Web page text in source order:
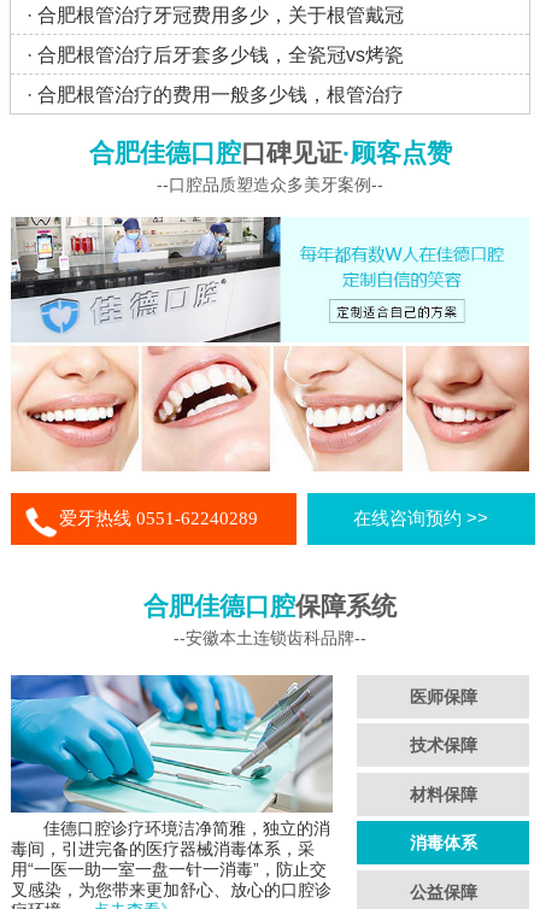
· 合肥根管治疗牙冠费用多少，关于根管戴冠
· 合肥根管治疗后牙套多少钱，全瓷冠vs烤瓷
· 合肥根管治疗的费用一般多少钱，根管治疗
合肥佳德口腔口碑见证·顾客点赞
--口腔品质塑造众多美牙案例--
爱牙热线 0551-62240289 在线咨询预约 >>
合肥佳德口腔保障系统
--安徽本土连锁齿科品牌--
医师保障
技术保障
材料保障
消毒体系
公益保障
佳德口腔诊疗环境洁净简雅，独立的消
毒间，引进完备的医疗器械消毒体系，采
用“一医一助一室一盘一针一消毒”，防止交
叉感染，为您带来更加舒心、放心的口腔诊